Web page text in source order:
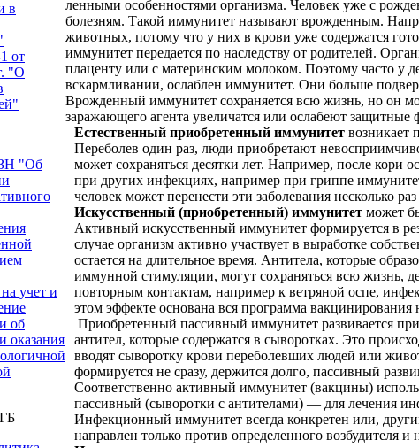
в
от
"О
"Об
учет и
об
оказания
ленными особенностями организма. Человек уже с
болезням. Такой иммунитет называют врожденным.
животных, потому что у них в крови уже содержатся
иммунитет передается по наследству от роди­телей.
плаценту или с материнским молоком. Поэтому часто у
вскармливании, ослаблен иммуни­тет. Они больше
Врожденный иммунитет сохраняется всю жизнь, но он
заражающего агента увеличатся или ослабеют защитные
Естественный приобретенный иммунитет возникает
Переболев один раз, люди при­обретают
может сохраняться десятки лет. Например, после кори
при других инфекци­ях, например при гриппе
человек может перенести эти забо­левания несколько
Искусственный (приобретенный) иммунитет может
Активный искусственный иммуни­тет формируется в
случае организм активно участвует в вы­работке
остается на длительное время. Антитела, которые
иммунной стимуляции, могут сохраняться всю жизнь,
повторным контактам, напри­мер к ветряной оспе,
этом эффекте основана вся программа вакцинирования
Приобретенный пассивный иммунитет развивается
антител, которые содержатся в сыворотках. Это
вводят сыворотку крови переболевших людей или
формируется не сразу, держится дол­го, пассивный
Соответственно активный иммунитет (вакцины)
пассивный (сыворотки с антитела­ми) — для лечения
Инфекционный иммунитет всегда конкретен или,
направлен только против опре­деленного возбудителя и